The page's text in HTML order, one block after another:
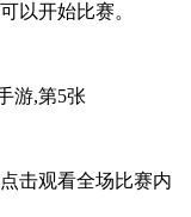
以开始比赛。
击观看全场比赛内